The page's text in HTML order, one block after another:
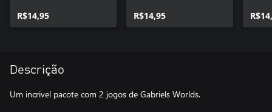
R$14,95
R$14,95
Descrição
Um incrivel pacote com 2 jogos de Gabriels Worlds.